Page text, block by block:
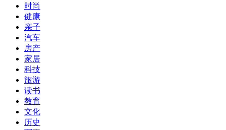
时尚
健康
亲子
汽车
房产
家居
科技
旅游
读书
教育
文化
历史